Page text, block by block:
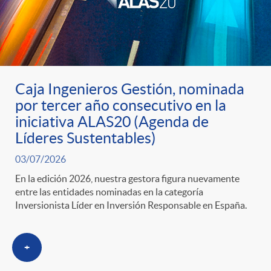
r
n
o
t
i
c
n
t
e
n
i
d
u
b
l
i
c
a
d
Caja Ingenieros Gestión, nominada
por tercer año consecutivo en la
iniciativa ALAS20 (Agenda de
Líderes Sustentables)
03/07/2026
En la edición 2026, nuestra gestora figura nuevamente
entre las entidades nominadas en la categoría
Inversionista Líder en Inversión Responsable en España.
+